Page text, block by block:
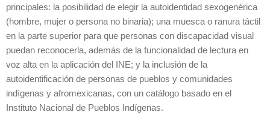
principales: la posibilidad de elegir la autoidentidad sexogenérica
(hombre, mujer o persona no binaria); una muesca o ranura táctil
en la parte superior para que personas con discapacidad visual
puedan reconocerla, además de la funcionalidad de lectura en
voz alta en la aplicación del INE; y la inclusión de la
autoidentificación de personas de pueblos y comunidades
indígenas y afromexicanas, con un catálogo basado en el
Instituto Nacional de Pueblos Indígenas.